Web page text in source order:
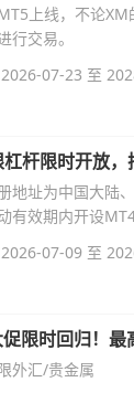
上线，不论
行交易。
07-23 至
杆限时开放，
地址为中国大陆
有效期内开设
07-09 至
限时回归！最
外汇/贵金属